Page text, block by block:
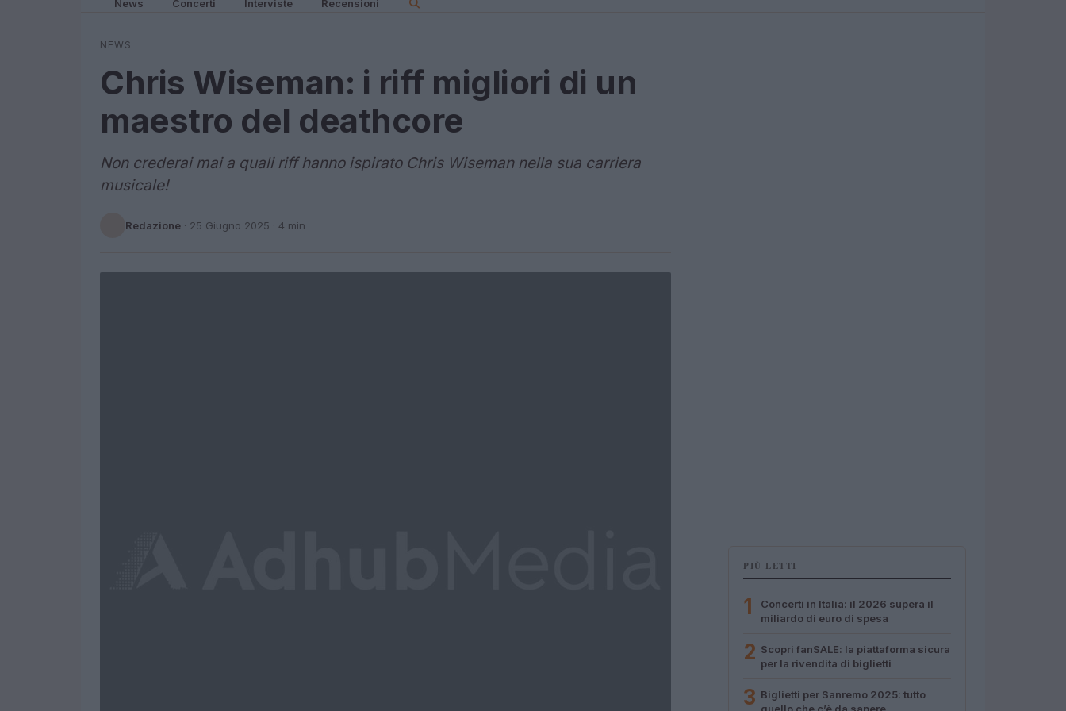
News Concerti Interviste Recensioni
NEWS
Chris Wiseman: i riff migliori di un
maestro del deathcore
Non crederai mai a quali riff hanno ispirato Chris Wiseman nella sua carriera
musicale!
Redazione · 25 Giugno 2025 · 4 min
PIÙ LETTI
1
Concerti in Italia: il 2026 supera il
miliardo di euro di spesa
2 Scopri fanSALE: la piattaforma sicura
per la rivendita di biglietti
3 Biglietti per Sanremo 2025: tutto